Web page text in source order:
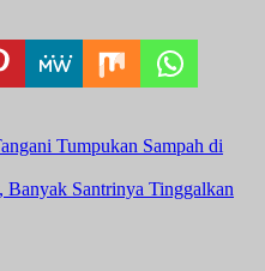
Tumpukan Sampah di
Santrinya Tinggalkan